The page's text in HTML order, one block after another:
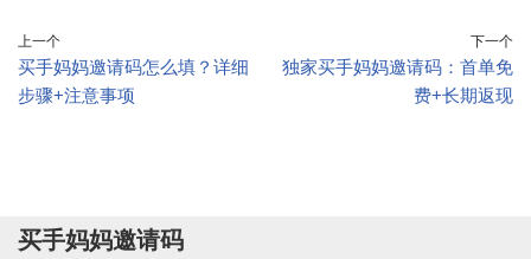
上一个
买手妈妈邀请码怎么填？详细
步骤+注意事项
下一个
独家买手妈妈邀请码：首单免
费+长期返现
买手妈妈邀请码